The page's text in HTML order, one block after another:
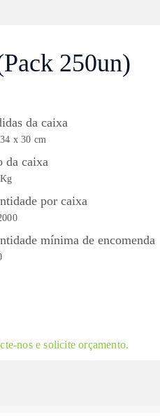
250un)
da caixa
x 30 cm
da caixa
por caixa
mínima de encomenda
nos e solicite orçamento.